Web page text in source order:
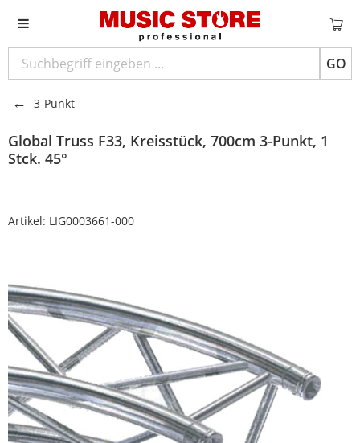
GO
3-Punkt
Global Truss F33, Kreisstück, 700cm 3-Punkt, 1
Stck. 45°
Artikel: LIG0003661-000